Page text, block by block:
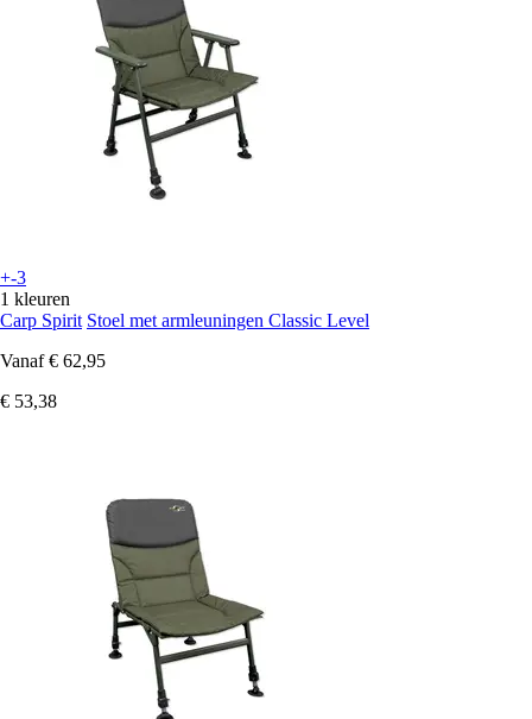
+-3
1 kleuren
Carp Spirit Stoel met armleuningen Classic Level
Vanaf € 62,95
€ 53,38